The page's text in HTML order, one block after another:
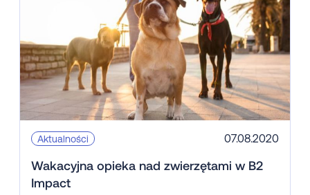
Aktualności 07.08.2020
Wakacyjna opieka nad zwierzętami w B2
Impact